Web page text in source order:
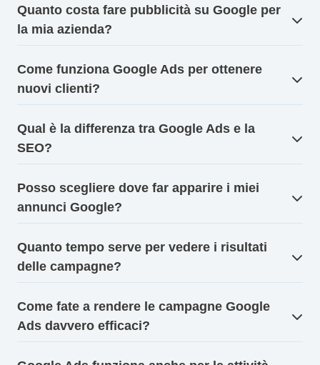
Quanto costa fare pubblicità su Google per
la mia azienda?
Come funziona Google Ads per ottenere
nuovi clienti?
Qual è la differenza tra Google Ads e la
SEO?
Posso scegliere dove far apparire i miei
annunci Google?
Quanto tempo serve per vedere i risultati
delle campagne?
Come fate a rendere le campagne Google
Ads davvero efficaci?